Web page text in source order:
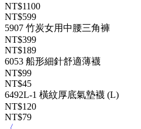
NT$1100
NT$599
5907 竹炭女用中腰三角褲
NT$399
NT$189
6053 船形細針舒適薄襪
NT$99
NT$45
6492L-1 橫紋厚底氣墊襪 (L)
NT$120
NT$79